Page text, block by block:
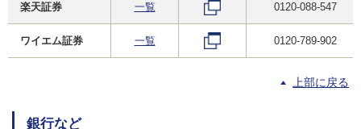
楽天証券 一覧 0120-088-547
ワイエム証券 一覧 0120-789-902
上部に戻る
銀行など